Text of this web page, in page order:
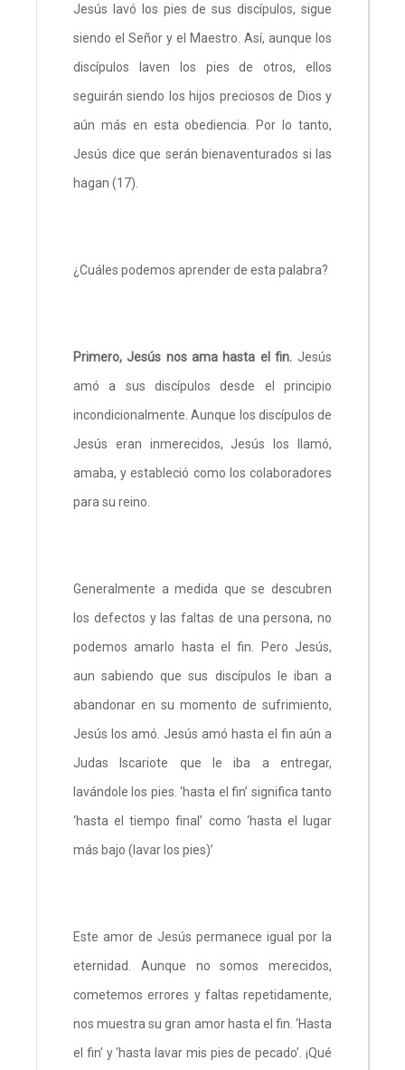
Jesús lavó los pies de sus discípulos, sigue
siendo el Señor y el Maestro. Así, aunque los
discípulos laven los pies de otros, ellos
seguirán siendo los hijos preciosos de Dios y
aún más en esta obediencia. Por lo tanto,
Jesús dice que serán bienaventurados si las
hagan (17).
¿Cuáles podemos aprender de esta palabra?
Primero, Jesús nos ama hasta el fin. Jesús
amó a sus discípulos desde el principio
incondicionalmente. Aunque los discípulos de
Jesús eran inmerecidos, Jesús los llamó,
amaba, y estableció como los colaboradores
para su reino.
Generalmente a medida que se descubren
los defectos y las faltas de una persona, no
podemos amarlo hasta el fin. Pero Jesús,
aun sabiendo que sus discípulos le iban a
abandonar en su momento de sufrimiento,
Jesús los amó. Jesús amó hasta el fin aún a
Judas Iscariote que le iba a entregar,
lavándole los pies. ‘hasta el fin’ significa tanto
‘hasta el tiempo final’ como ‘hasta el lugar
más bajo (lavar los pies)’
Este amor de Jesús permanece igual por la
eternidad. Aunque no somos merecidos,
cometemos errores y faltas repetidamente,
nos muestra su gran amor hasta el fin. ‘Hasta
el fin’ y ‘hasta lavar mis pies de pecado’. ¡Qué